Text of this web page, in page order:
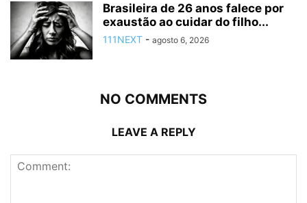
Brasileira de 26 anos falece por
exaustão ao cuidar do filho...
111NEXT - agosto 6, 2026
NO COMMENTS
LEAVE A REPLY